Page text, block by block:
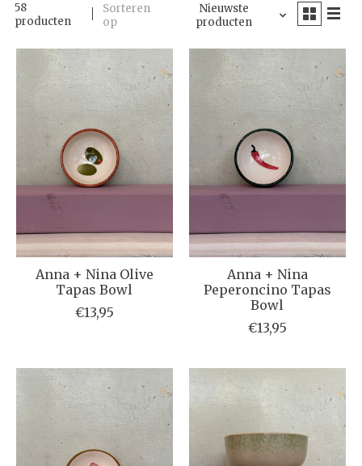
58
producten
Sorteren
op
Nieuwste
producten
Anna + Nina Olive
Tapas Bowl
€13,95
Anna + Nina
Peperoncino Tapas
Bowl
€13,95